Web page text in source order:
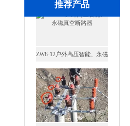
推荐产品
GW4-40.5高压隔离开关